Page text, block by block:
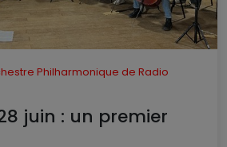
Philharmonique de Radio
juin : un premier